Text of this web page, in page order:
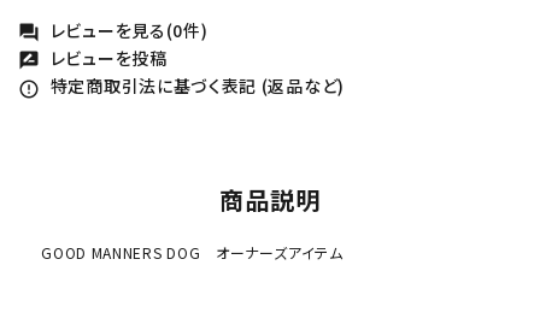
forum レビューを見る(0件)
rate_review レビューを投稿
error_outline 特定商取引法に基づく表記 (返品など)
商品説明
GOOD MANNERS DOG オーナーズアイテム